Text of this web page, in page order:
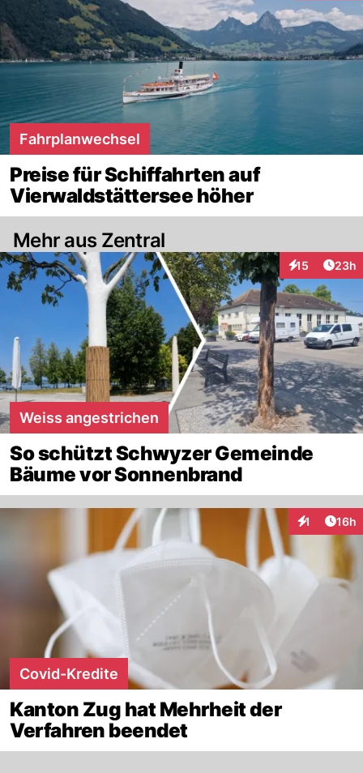
Fahrplanwechsel
Preise für Schiffahrten auf
Vierwaldstättersee höher
Mehr aus Zentral
15
Interaktionen
23h
Weiss angestrichen
So schützt Schwyzer Gemeinde
Bäume vor Sonnenbrand
1 16h
Covid-Kredite
Kanton Zug hat Mehrheit der
Verfahren beendet